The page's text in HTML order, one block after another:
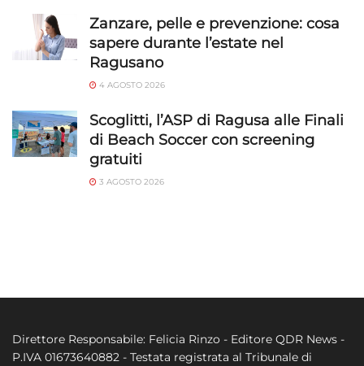
Zanzare, pelle e prevenzione: cosa
sapere durante l’estate nel
Ragusano
4 AGOSTO 2026
Scoglitti, l’ASP di Ragusa alle Finali
di Beach Soccer con screening
gratuiti
3 AGOSTO 2026
Direttore Responsabile: Felicia Rinzo - Editore QDR News -
P.IVA 01673640882 - Testata registrata al Tribunale di